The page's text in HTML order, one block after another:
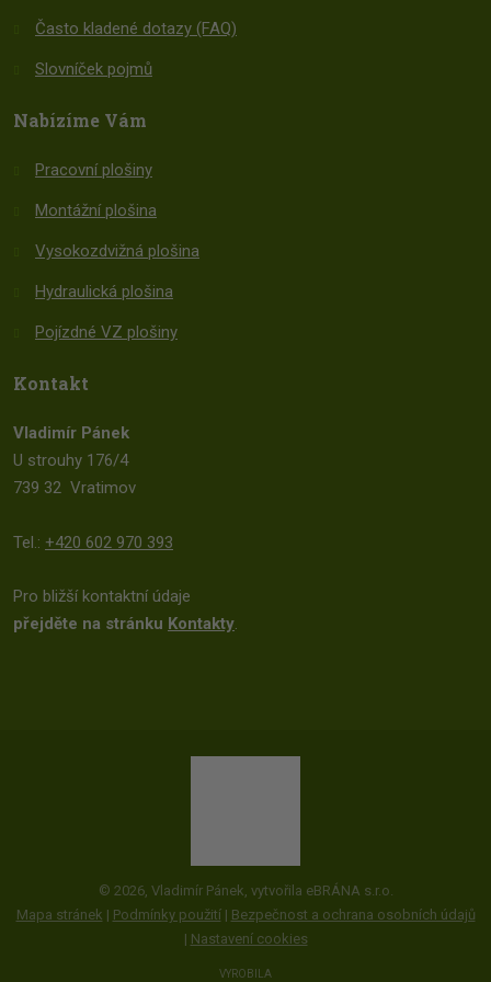
Často kladené dotazy (FAQ)
Slovníček pojmů
Nabízíme Vám
Pracovní plošiny
Montážní plošina
Vysokozdvižná plošina
Hydraulická plošina
Pojízdné VZ plošiny
Kontakt
Vladimír Pánek
U strouhy 176/4
739 32 Vratimov
Tel.: +420 602 970 393
Pro bližší kontaktní údaje
přejděte na stránku Kontakty.
© 2026, Vladimír Pánek, vytvořila eBRÁNA s.r.o.
Mapa stránek | Podmínky použití | Bezpečnost a ochrana osobních údajů
| Nastavení cookies
VYROBILA